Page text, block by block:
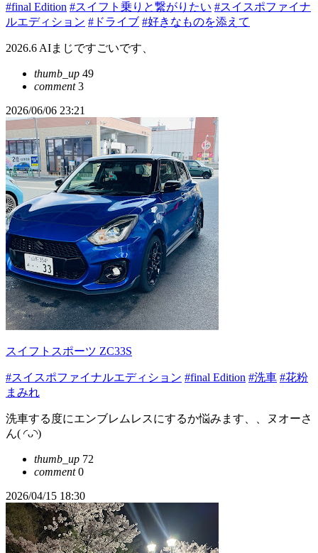
#final Edition #スイフト乗りと繋がりたい #スイスポファイナ
ルエディション #ドライブ #好きなものを添えて
2026.6 AIまじですごいです、
thumb_up 49
comment3
2026/06/06 23:21
スイフトスポーツ ZC33S
#スイスポファイナルエディション #final Edition #洗車 #花粉
まみれ
洗車する度にエンブレムレスにするか悩みます、、ヌオーさ
ん( ◜ᴗ◝)
thumb_up 72
comment0
2026/04/15 18:30